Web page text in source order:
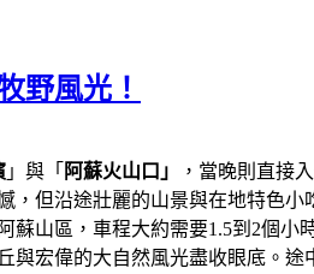
野風光！
」與「 阿蘇火山口」
，當晚則直接
但沿途壯麗的山景與在地特色
蘇山區，車程大約需要1.5到2個小
宏偉的大自然風光盡收眼底。